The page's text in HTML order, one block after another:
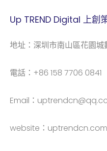
Up TREND Digital 上創
地址：深圳市南山區花園城
電話：+86 158 7706 0841
Email：
website： uptrendcn.com